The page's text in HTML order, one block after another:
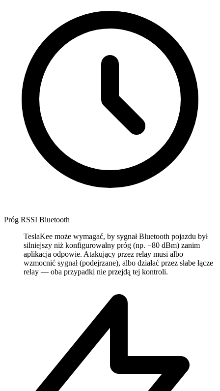
Próg RSSI Bluetooth
TeslaKee może wymagać, by sygnał Bluetooth pojazdu był
silniejszy niż konfigurowalny próg (np. −80 dBm) zanim
aplikacja odpowie. Atakujący przez relay musi albo
wzmocnić sygnał (podejrzane), albo działać przez słabe łącze
relay — oba przypadki nie przejdą tej kontroli.